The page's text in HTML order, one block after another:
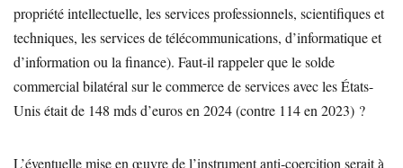
propriété intellectuelle, les services professionnels, scientifiques et
techniques, les services de télécommunications, d’informatique et
d’information ou la finance). Faut-il rappeler que le solde
commercial bilatéral sur le commerce de services avec les États-
Unis était de 148 mds d’euros en 2024 (contre 114 en 2023) ?
L’éventuelle mise en œuvre de l’instrument anti‑coercition serait à